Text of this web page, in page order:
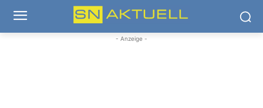
- Anzeige -